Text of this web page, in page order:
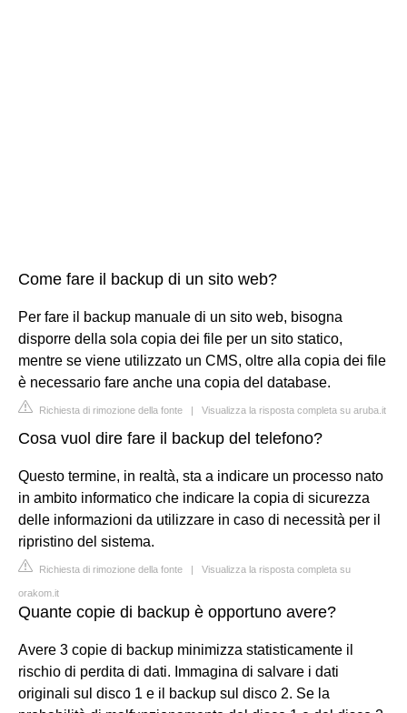
Come fare il backup di un sito web?
Per fare il backup manuale di un sito web, bisogna
disporre della sola copia dei file per un sito statico,
mentre se viene utilizzato un CMS, oltre alla copia dei file
è necessario fare anche una copia del database.
Richiesta di rimozione della fonte | Visualizza la risposta completa su aruba.it
Cosa vuol dire fare il backup del telefono?
Questo termine, in realtà, sta a indicare un processo nato
in ambito informatico che indicare la copia di sicurezza
delle informazioni da utilizzare in caso di necessità per il
ripristino del sistema.
Richiesta di rimozione della fonte | Visualizza la risposta completa su
orakom.it
Quante copie di backup è opportuno avere?
Avere 3 copie di backup minimizza statisticamente il
rischio di perdita di dati. Immagina di salvare i dati
originali sul disco 1 e il backup sul disco 2. Se la